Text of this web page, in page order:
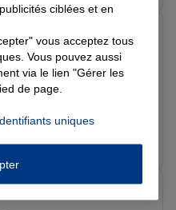
la personne et très
ciblées et en
vous acceptez tous
Vous pouvez aussi
via le lien "Gérer les
de page.
uniques